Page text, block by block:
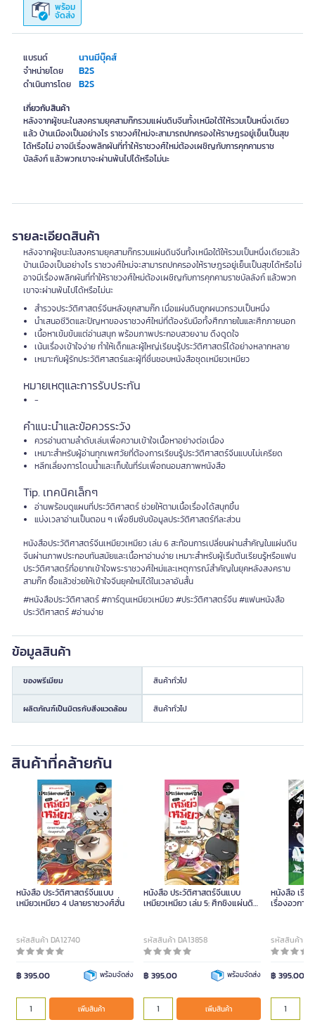
แบรนด์ นานมีบุ๊คส์
จำหน่ายโดย B2S
ดำเนินการโดย B2S
พร้อม
จัดส่ง
เกี่ยวกับสินค้า
หลังจากผู้ชนะในสงครามยุคสามก๊กรวมแผ่นดินจีนทั้งเหนือใต้ให้รวมเป็นหนึ่งเดียว
แล้ว บ้านเมืองเป็นอย่างไร ราชวงศ์ใหม่จะสามารถปกครองให้ราษฎรอยู่เย็นเป็นสุข
ได้หรือไม่ อาจมีเรื่องพลิกผันที่ทำให้ราชวงศ์ใหม่ต้องเผชิญกับการคุกคามราช
บัลลังก์ แล้วพวกเขาจะผ่านพ้นไปได้หรือไม่นะ
รายละเอียดสินค้า
หลังจากผู้ชนะในสงครามยุคสามก๊กรวมแผ่นดินจีนทั้งเหนือใต้ให้รวมเป็นหนึ่งเดียวแล้ว
บ้านเมืองเป็นอย่างไร ราชวงศ์ใหม่จะสามารถปกครองให้ราษฎรอยู่เย็นเป็นสุขได้หรือไม่
อาจมีเรื่องพลิกผันที่ทำให้ราชวงศ์ใหม่ต้องเผชิญกับการคุกคามราชบัลลังก์ แล้วพวก
เขาจะผ่านพ้นไปได้หรือไม่นะ
สำรวจประวัติศาสตร์จีนหลังยุคสามก๊ก เมื่อแผ่นดินถูกผนวกรวมเป็นหนึ่ง
นำเสนอชีวิตและปัญหาของราชวงศ์ใหม่ที่ต้องรับมือทั้งศึกภายในและศึกภายนอก
เนื้อหาเข้มข้นแต่อ่านสนุก พร้อมภาพประกอบสวยงาม ดึงดูดใจ
เน้นเรื่องเข้าใจง่าย ทำให้เด็กและผู้ใหญ่เรียนรู้ประวัติศาสตร์ได้อย่างหลากหลาย
เหมาะกับผู้รักประวัติศาสตร์และผู้ที่ชื่นชอบหนังสือชุดเหมียวเหมียว
หมายเหตุและการรับประกัน
-
คำแนะนำและข้อควรระวัง
ควรอ่านตามลำดับเล่มเพื่อความเข้าใจเนื้อหาอย่างต่อเนื่อง
เหมาะสำหรับผู้อ่านทุกเพศวัยที่ต้องการเรียนรู้ประวัติศาสตร์จีนแบบไม่เครียด
หลีกเลี่ยงการโดนน้ำและเก็บในที่ร่มเพื่อถนอมสภาพหนังสือ
Tip. เทคนิคเล็กๆ
อ่านพร้อมดูแผนที่ประวัติศาสตร์ ช่วยให้ตามเนื้อเรื่องได้สนุกขึ้น
แบ่งเวลาอ่านเป็นตอน ๆ เพื่อซึมซับข้อมูลประวัติศาสตร์ทีละส่วน
หนังสือประวัติศาสตร์จีนเหมียวเหมียว เล่ม 6 สะท้อนการเปลี่ยนผ่านสำคัญในแผ่นดิน
จีนผ่านภาพประกอบทันสมัยและเนื้อหาอ่านง่าย เหมาะสำหรับผู้เริ่มต้นเรียนรู้หรือแฟน
ประวัติศาสตร์ที่อยากเข้าใจพระราชวงศ์ใหม่และเหตุการณ์สำคัญในยุคหลังสงคราม
สามก๊ก ซื้อแล้วช่วยให้เข้าใจจีนยุคใหม่ได้ในเวลาอันสั้น
#หนังสือประวัติศาสตร์ #การ์ตูนเหมียวเหมียว #ประวัติศาสตร์จีน #แฟนหนังสือ
ประวัติศาสตร์ #อ่านง่าย
ข้อมูลสินค้า
ของพรีเมียม สินค้าทั่วไป
ผลิตภัณฑ์เป็นมิตรกับสิ่งแวดล้อม สินค้าทั่วไป
สินค้าที่คล้ายกัน
หนังสือ ประวัติศาสตร์จีนแบบ
เหมียวเหมียว 4 ปลายราชวงศ์ฮั่น
รหัสสินค้า DA12740
฿ 395.00 พร้อมจัดส่ง
เพิ่มสินค้า
หนังสือ ประวัติศาสตร์จีนแบบ
เหมียวเหมียว เล่ม 5: ศึกชิงแผ่นดิน
รหัสสินค้า DA13858
฿ 395.00 พร้อมจัดส่ง
เพิ่มสินค้า
หนังสือ เรื่อ
เรื่องอวกาศ
รหัสสินค้า
฿ 395.00